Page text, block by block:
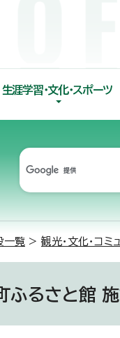
生涯学習・文化・スポーツ
一覧 > 観光・文化・コミ
ふるさと館